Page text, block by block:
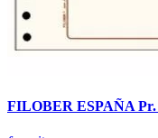
FILOBER ESPAÑA